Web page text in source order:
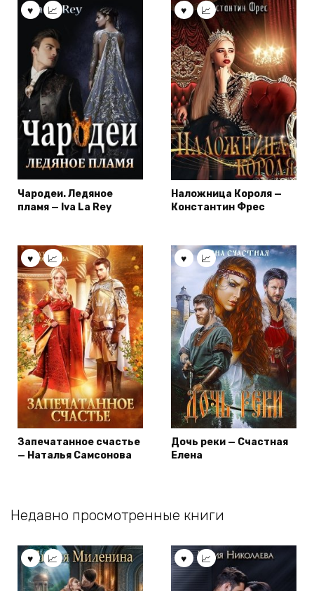
Чародеи. Ледяное
пламя — Iva La Rey
Наложница Короля —
Константин Фрес
Запечатанное счастье
— Наталья Самсонова
Дочь реки — Счастная
Елена
Недавно просмотренные книги